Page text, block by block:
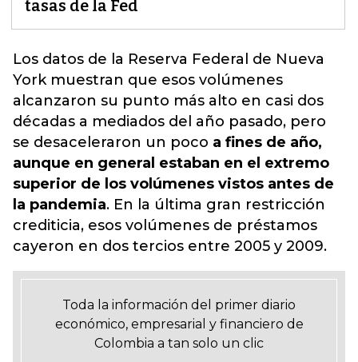
tasas de la Fed
Los datos de la Reserva Federal de Nueva
York muestran que esos volúmenes
alcanzaron su punto más alto en casi dos
décadas a mediados del año pasado, pero
se desaceleraron un poco a fines de año,
aunque en general estaban en el extremo
superior de los volúmenes vistos antes de
la pandemia. En la última gran restricción
crediticia, esos volúmenes de préstamos
cayeron en dos tercios entre 2005 y 2009.
Toda la información del primer diario
económico, empresarial y financiero de
Colombia a tan solo un clic